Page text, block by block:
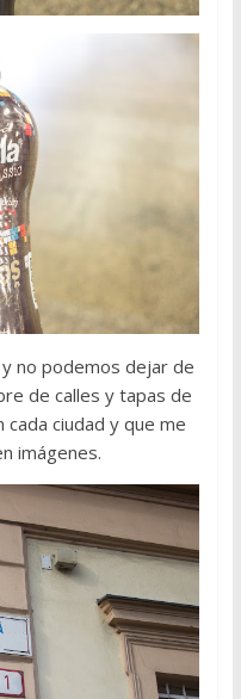
no podemos dejar de
de calles y tapas de
cada ciudad y que me
imágenes.